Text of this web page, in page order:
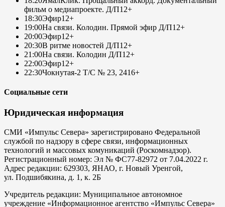
фильм о медиапроекте. Д/П12+
18:30Эфир12+
19:00На связи. Колодин. Прямой эфир Д/П12+
20:00Эфир12+
20:30В ритме новостей Д/П12+
21:00На связи. Колодин Д/П12+
22:00Эфир12+
22:30Чокнутая-2 Т/С № 23, 2416+
Социальные сети
Юридическая информация
СМИ «Импульс Севера» зарегистрировано Федеральной
службой по надзору в сфере связи, информационных
технологий и массовых комуникаций (Роскомнадзор).
Регистрационный номер: Эл № ФС77-82972 от 7.04.2022 г.
Адрес редакции: 629303, ЯНАО, г. Новый Уренгой,
ул. Подшибякина, д. 1, к. 2Б
Учредитель редакции: Муниципальное автономное
учреждение «Информационное агентство «Импульс Севера»